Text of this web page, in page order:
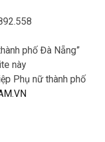
phố Đà Nẵng”
này
Phụ nữ thành phố